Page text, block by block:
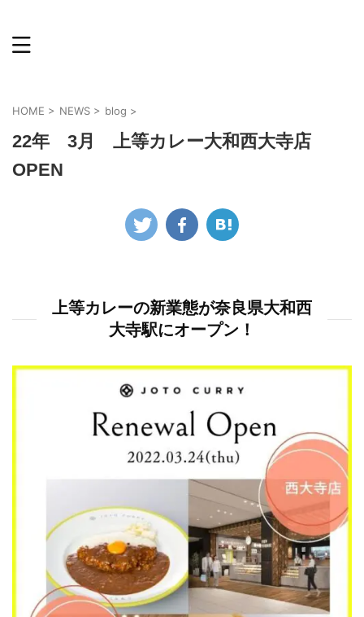
HOME > NEWS > blog >
22年 3月 上等カレー大和西大寺店
OPEN
上等カレーの新業態が奈良県大和西
大寺駅にオープン！